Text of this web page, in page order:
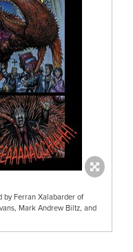
by Ferran Xalabarder of
Mark Andrew Biltz, and